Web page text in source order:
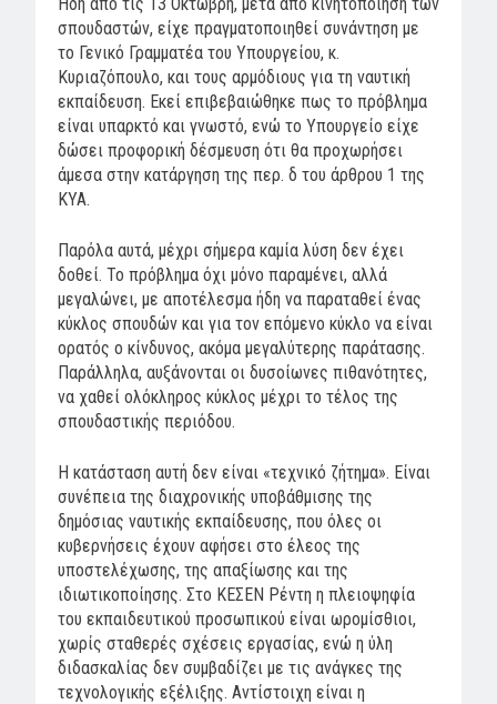
σπουδαστών, είχε πραγματοποιηθεί συνάντηση με
το Γενικό Γραμματέα του Υπουργείου, κ.
Κυριαζόπουλο, και τους αρμόδιους για τη ναυτική
εκπαίδευση. Εκεί επιβεβαιώθηκε πως το πρόβλημα
είναι υπαρκτό και γνωστό, ενώ το Υπουργείο είχε
δώσει προφορική δέσμευση ότι θα προχωρήσει
άμεσα στην κατάργηση της περ. δ του άρθρου 1 της
ΚΥΑ.
Παρόλα αυτά, μέχρι σήμερα καμία λύση δεν έχει
δοθεί. Το πρόβλημα όχι μόνο παραμένει, αλλά
μεγαλώνει, με αποτέλεσμα ήδη να παραταθεί ένας
κύκλος σπουδών και για τον επόμενο κύκλο να είναι
ορατός ο κίνδυνος, ακόμα μεγαλύτερης παράτασης.
Παράλληλα, αυξάνονται οι δυσοίωνες πιθανότητες,
να χαθεί ολόκληρος κύκλος μέχρι το τέλος της
σπουδαστικής περιόδου.
Η κατάσταση αυτή δεν είναι «τεχνικό ζήτημα». Είναι
συνέπεια της διαχρονικής υποβάθμισης της
δημόσιας ναυτικής εκπαίδευσης, που όλες οι
κυβερνήσεις έχουν αφήσει στο έλεος της
υποστελέχωσης, της απαξίωσης και της
ιδιωτικοποίησης. Στο ΚΕΣΕΝ Ρέντη η πλειοψηφία
του εκπαιδευτικού προσωπικού είναι ωρομίσθιοι,
χωρίς σταθερές σχέσεις εργασίας, ενώ η ύλη
διδασκαλίας δεν συμβαδίζει με τις ανάγκες της
τεχνολογικής εξέλιξης. Αντίστοιχη είναι η